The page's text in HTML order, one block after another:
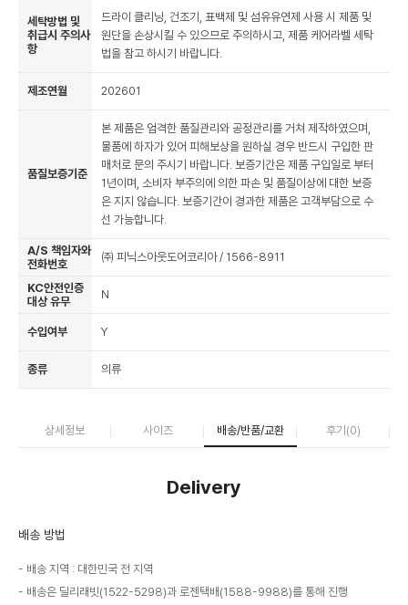
세탁방법 및
취급시 주의사
항
드라이 클리닝, 건조기, 표백제 및 섬유유연제 사용 시 제품 및
원단을 손상시킬 수 있으므로 주의하시고, 제품 케어라벨 세탁
법을 참고 하시기 바랍니다.
제조연월 202601
품질보증기준
본 제품은 엄격한 품질관리와 공정관리를 거쳐 제작하였으며,
물품에 하자가 있어 피해보상을 원하실 경우 반드시 구입한 판
매처로 문의 주시기 바랍니다. 보증기간은 제품 구입일로 부터
1년이며, 소비자 부주의에 의한 파손 및 품질이상에 대한 보증
은 지지 않습니다. 보증기간이 경과한 제품은 고객부담으로 수
선 가능합니다.
A/S 책임자와
전화번호
㈜ 피닉스아웃도어코리아 / 1566-8911
KC안전인증
대상 유무
N
수입여부 Y
종류 의류
상세정보 사이즈 배송/반품/교환 후기(0)
Delivery
배송 방법
배송 지역 : 대한민국 전 지역
배송은 딜리래빗(1522-5298)과 로젠택배(1588-9988)를 통해 진행